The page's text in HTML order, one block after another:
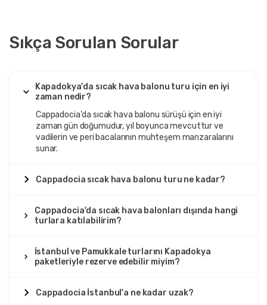
Sıkça Sorulan Sorular
Kapadokya'da sıcak hava balonu turu için en iyi
zaman nedir?
Cappadocia'da sıcak hava balonu sürüşü için en iyi
zaman gün doğumudur, yıl boyunca mevcuttur ve
vadilerin ve peri bacalarının muhteşem manzaralarını
sunar.
Cappadocia sıcak hava balonu turu ne kadar?
Cappadocia'da sıcak hava balonları dışında hangi
turlara katılabilirim?
İstanbul ve Pamukkale turlarını Kapadokya
paketleriyle rezerve edebilir miyim?
Cappadocia İstanbul'a ne kadar uzak?